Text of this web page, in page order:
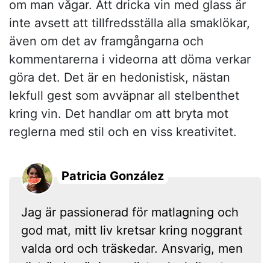
om man vågar. Att dricka vin med glass är
inte avsett att tillfredsställa alla smaklökar,
även om det av framgångarna och
kommentarerna i videorna att döma verkar
göra det. Det är en hedonistisk, nästan
lekfull gest som avväpnar all stelbenthet
kring vin. Det handlar om att bryta mot
reglerna med stil och en viss kreativitet.
Patricia González
Jag är passionerad för matlagning och
god mat, mitt liv kretsar kring noggrant
valda ord och träskedar. Ansvarig, men